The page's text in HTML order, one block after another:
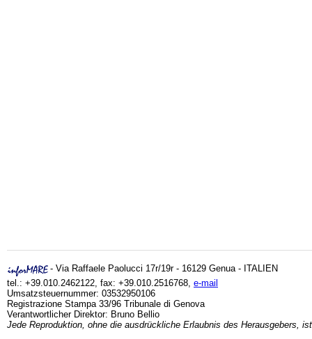
- Via Raffaele Paolucci 17r/19r - 16129 Genua - ITALIEN
tel.: +39.010.2462122, fax: +39.010.2516768, e-mail
Umsatzsteuernummer: 03532950106
Registrazione Stampa 33/96 Tribunale di Genova
Verantwortlicher Direktor: Bruno Bellio
Jede Reproduktion, ohne die ausdrückliche Erlaubnis des Herausgebers,